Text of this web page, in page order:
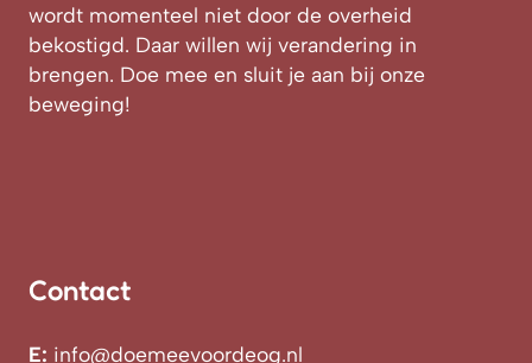
wordt momenteel niet door de overheid
bekostigd. Daar willen wij verandering in
brengen. Doe mee en sluit je aan bij onze
beweging!
Contact
E: info@doemeevoordeog.nl